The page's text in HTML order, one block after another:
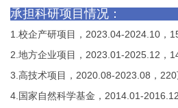
承担科研项目情况：
1. 校企产研项目， 2023.04-2024.10 ，
2. 地方企业项目， 2023.01-2025.12 ，
3. 高技术项目， 2020.08-2023.08 ， 220
4. 国家自然科学基金， 2014.01-2016.12